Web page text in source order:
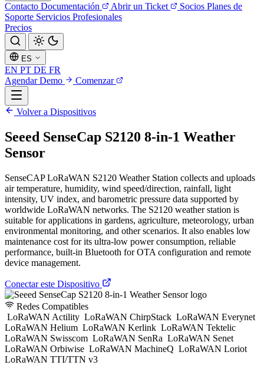
Contacto Documentación Abrir un Ticket Socios Planes de
Soporte Servicios Profesionales
Precios
ES
EN PT DE FR
Agendar Demo
Comenzar
Volver a Dispositivos
Seeed SenseCap S2120 8-in-1 Weather
Sensor
SenseCAP LoRaWAN S2120 Weather Station collects and uploads
air temperature, humidity, wind speed/direction, rainfall, light
intensity, UV index, and barometric pressure data supported by
worldwide LoRaWAN networks. The S2120 weather station is
suitable for applications in gardens, agriculture, meteorology, urban
environmental monitoring, and other scenarios. It also enables low
maintenance cost for its ultra-low power consumption, reliable
performance, built-in Bluetooth for OTA configuration and remote
device management.
Conectar este Dispositivo
Redes Compatibles
LoRaWAN Actility LoRaWAN ChirpStack LoRaWAN Everynet
LoRaWAN Helium LoRaWAN Kerlink LoRaWAN Tektelic
LoRaWAN Swisscom LoRaWAN SenRa LoRaWAN Senet
LoRaWAN Orbiwise LoRaWAN MachineQ LoRaWAN Loriot
LoRaWAN TTI/TTN v3